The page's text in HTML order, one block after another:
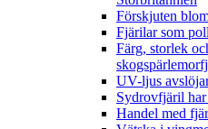
Förskjuten
Fjärilar som
Färg, storlek
UV-ljus
Sydrovfjäril
Handel med